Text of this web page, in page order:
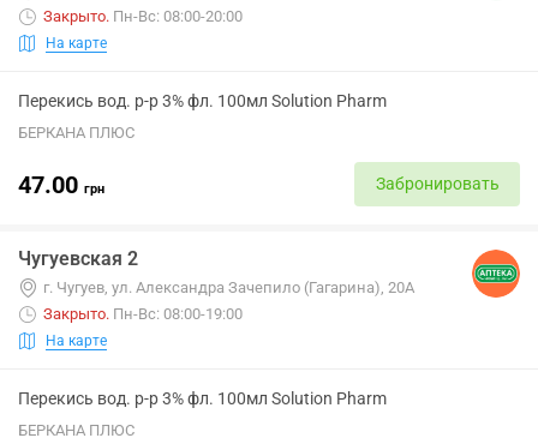
Закрыто. Пн-Вс: 08:00-20:00
На карте
Перекись вод. р-р 3% фл. 100мл Solution Pharm
БЕРКАНА ПЛЮС
47.00 грн Забронировать
Чугуевская 2
г. Чугуев, ул. Александра Зачепило (Гагарина), 20А
Закрыто. Пн-Вс: 08:00-19:00
На карте
Перекись вод. р-р 3% фл. 100мл Solution Pharm
БЕРКАНА ПЛЮС